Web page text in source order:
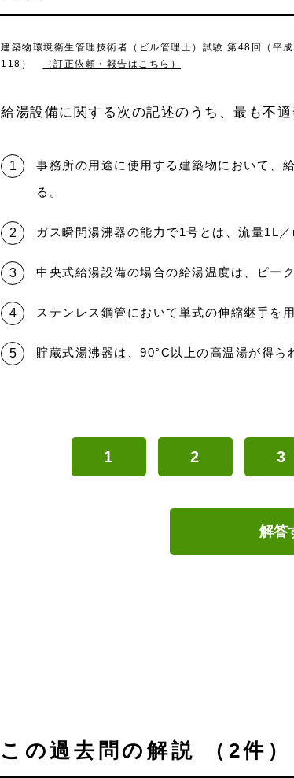
建築物環境衛生管理技術者（ビル管理士）試験 第48回（平
118）
（訂正依頼・報告はこちら）
給湯設備に関する次の記述のうち、最も不適
事務所の用途に使用する建築物において、
る。
ガス瞬間湯沸器の能力で1号とは、流量1L
中央式給湯設備の場合の給湯温度は、ピー
ステンレス鋼管において単式の伸縮継手を
貯蔵式湯沸器は、90°C以上の高温湯が得ら
1 2 3
解答
この過去問の解説 （2件）